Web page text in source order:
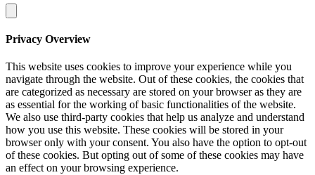
Privacy Overview
This website uses cookies to improve your experience while you
navigate through the website. Out of these cookies, the cookies that
are categorized as necessary are stored on your browser as they are
as essential for the working of basic functionalities of the website.
We also use third-party cookies that help us analyze and understand
how you use this website. These cookies will be stored in your
browser only with your consent. You also have the option to opt-out
of these cookies. But opting out of some of these cookies may have
an effect on your browsing experience.